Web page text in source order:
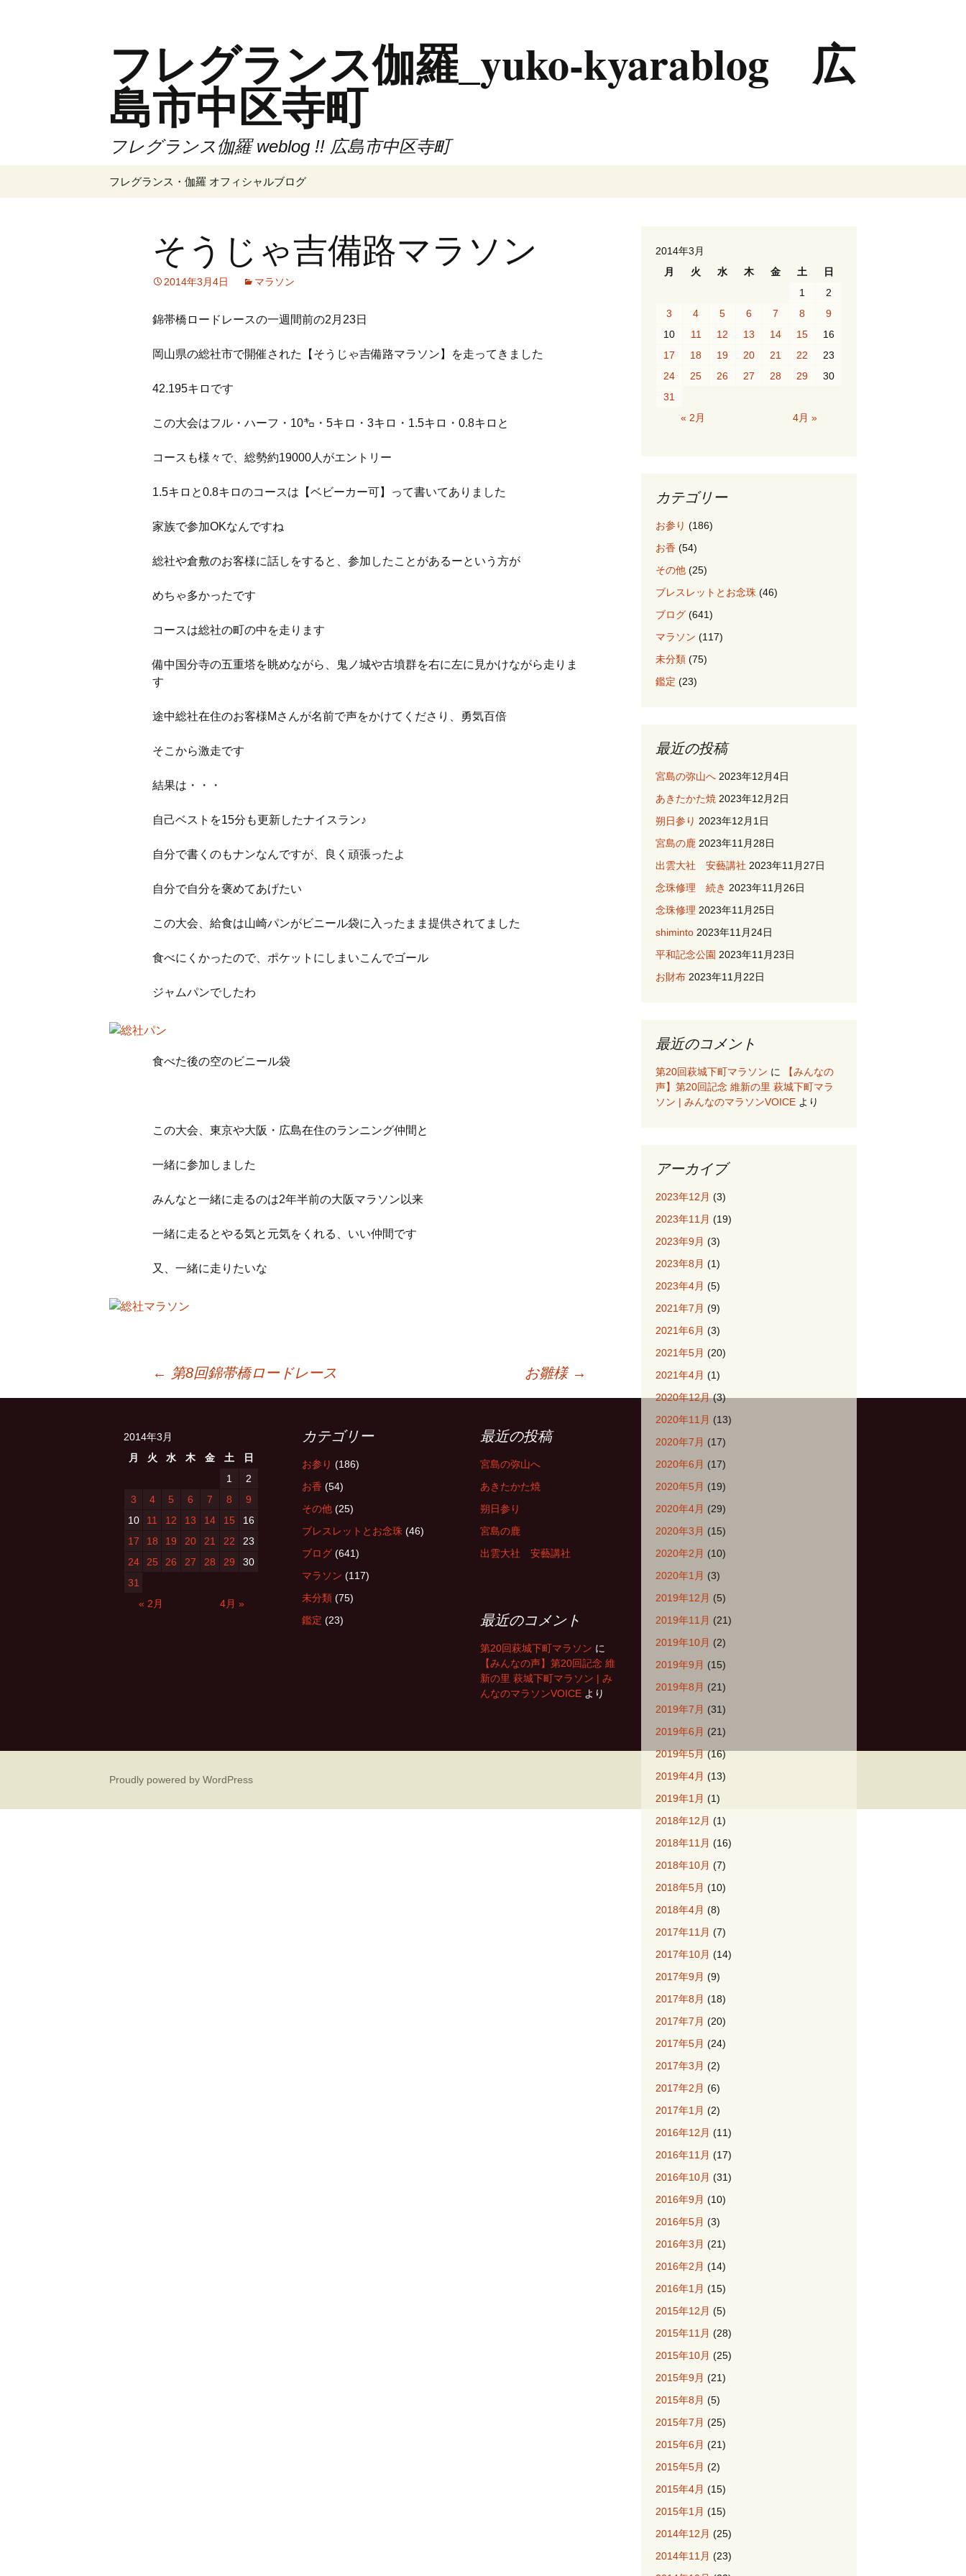
プ
フレグランス伽羅_yuko-kyarablog 広
島市中区寺町
フレグランス伽羅 weblog !! 広島市中区寺町
フレグランス・伽羅 オフィシャルブログ
そうじゃ吉備路マラソン
2014年3月4日 マラソン
錦帯橋ロードレースの一週間前の2月23日
岡山県の総社市で開催された【そうじゃ吉備路マラソン】を走ってきました
42.195キロです
この大会はフル・ハーフ・10㌔・5キロ・3キロ・1.5キロ・0.8キロと
コースも様々で、総勢約19000人がエントリー
1.5キロと0.8キロのコースは【ベビーカー可】って書いてありました
家族で参加OKなんですね
総社や倉敷のお客様に話しをすると、参加したことがあるーという方が
めちゃ多かったです
コースは総社の町の中を走ります
備中国分寺の五重塔を眺めながら、鬼ノ城や古墳群を右に左に見かけながら走りま
す
途中総社在住のお客様Mさんが名前で声をかけてくださり、勇気百倍
そこから激走です
結果は・・・
自己ベストを15分も更新したナイスラン♪
自分で書くのもナンなんですが、良く頑張ったよ
自分で自分を褒めてあげたい
この大会、給食は山崎パンがビニール袋に入ったまま提供されてました
食べにくかったので、ポケットにしまいこんでゴール
ジャムパンでしたわ
食べた後の空のビニール袋
この大会、東京や大阪・広島在住のランニング仲間と
一緒に参加しました
みんなと一緒に走るのは2年半前の大阪マラソン以来
一緒に走るとやる気と元気をくれる、いい仲間です
又、一緒に走りたいな
ン
← 第8回錦帯橋ロードレース お雛様 →
2014年3月
月
火 水 木 金 土
日
1
2
3
4 5 6 7 8
9
10
11 12 13 14 15
16
17
18 19 20 21 22
23
24
25 26 27 28 29
30
31
« 2月
4月 »
カテゴリー
お参り (186)
お香 (54)
その他 (25)
ブレスレットとお念珠 (46)
ブログ (641)
マラソン (117)
未分類 (75)
鑑定 (23)
最近の投稿
宮島の弥山へ 2023年12月4日
あきたかた焼 2023年12月2日
朔日参り 2023年12月1日
宮島の鹿 2023年11月28日
出雲大社 安藝講社 2023年11月27日
念珠修理 続き 2023年11月26日
念珠修理 2023年11月25日
shiminto 2023年11月24日
平和記念公園 2023年11月23日
お財布 2023年11月22日
最近のコメント
第20回萩城下町マラソン に
【みんなの
声】第20回記念 維新の里 萩城下町マラ
ソン | みんなのマラソンVOICE より
アーカイブ
2023年12月 (3)
2023年11月 (19)
2023年9月 (3)
2023年8月 (1)
2023年4月 (5)
2021年7月 (9)
2021年6月 (3)
2021年5月 (20)
2021年4月 (1)
2020年12月(3)
2020年11月 (13)
2020年7月 (17)
2020年6月 (17)
2020年5月 (19)
2020年4月 (29)
2020年3月 (15)
2020年2月 (10)
2020年1月 (3)
2019年12月 (5)
2019年11月 (21)
2019年10月 (2)
2019年9月 (15)
2019年8月 (21)
2019年7月 (31)
2019年6月 (21)
2019年5月(16)
2019年4月 (13)
2019年1月 (1)
2018年12月 (1)
2018年11月 (16)
2018年10月 (7)
2018年5月 (10)
2018年4月 (8)
2017年11月 (7)
2017年10月 (14)
2017年9月 (9)
2017年8月 (18)
2017年7月 (20)
2017年5月 (24)
2017年3月 (2)
2017年2月 (6)
2017年1月 (2)
2016年12月 (11)
2016年11月 (17)
2016年10月 (31)
2016年9月 (10)
2016年5月 (3)
2016年3月 (21)
2016年2月 (14)
2016年1月 (15)
2015年12月 (5)
2015年11月 (28)
2015年10月 (25)
2015年9月 (21)
2015年8月 (5)
2015年7月 (25)
2015年6月 (21)
2015年5月 (2)
2015年4月 (15)
2015年1月 (15)
2014年12月 (25)
2014年11月 (23)
2014年3月
月
火 水 木 金 土
日
1
2
3
4 5 6 7 8
9
10
11 12 13 14 15
16
17
18 19 20 21 22
23
24
25 26 27 28 29
30
31
« 2月
4月 »
カテゴリー
お参り (186)
お香 (54)
その他 (25)
ブレスレットとお念珠 (46)
ブログ (641)
マラソン (117)
未分類 (75)
鑑定 (23)
最近の投稿
宮島の弥山へ
あきたかた焼
朔日参り
宮島の鹿
出雲大社 安藝講社
最近のコメント
第20回萩城下町マラソン に
【みんなの声】第20回記念 維
新の里 萩城下町マラソン | み
んなのマラソンVOICE より
Proudly powered by WordPress